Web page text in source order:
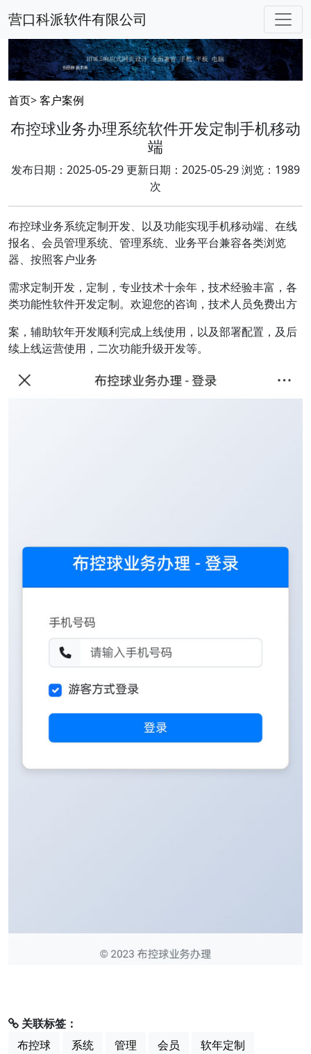
营口科派软件有限公司
首页>客户案例
布控球业务办理系统软件开发定制手机移动
端
发布日期：2025-05-29 更新日期：2025-05-29 浏览：1989
次
布控球业务系统定制开发、以及功能实现手机移动端、在线
报名、会员管理系统、管理系统、业务平台兼容各类浏览
器、按照客户业务
需求定制开发，定制，专业技术十余年，技术经验丰富，各
类功能性软件开发定制。欢迎您的咨询，技术人员免费出方
案，辅助软年开发顺利完成上线使用，以及部署配置，及后
续上线运营使用，二次功能升级开发等。
关联标签：
布控球
系统 管理 会员
软年定制